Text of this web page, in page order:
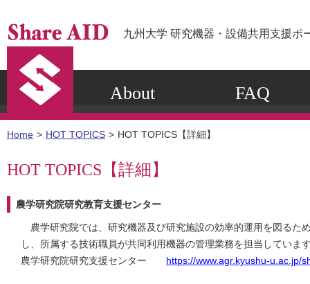
九州大学 研究機器・設備共用支援ポ
About FAQ
Home HOT TOPICS HOT TOPICS【詳細】
HOT TOPICS【詳細】
農学研究院研究教育支援センター
農学研究院では、研究機器及び研究施設の効率的運用を図るた
し、所属する技術職員が共同利用機器の管理業務を担当していま
農学研究院研究支援センター
https://www.agr.kyushu-u.ac.jp/